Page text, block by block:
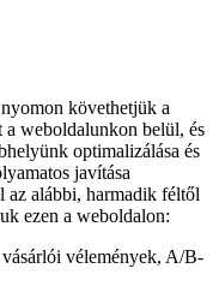
követhetjük a
a weboldalunkon belül, és
optimalizálása és
javítása
az alábbi, harmadik féltől
ezen a weboldalon:
vélemények, A/B-